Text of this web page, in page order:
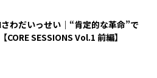
わだいっせい｜“肯定的な革命”で
SESSIONS Vol.1 前編】